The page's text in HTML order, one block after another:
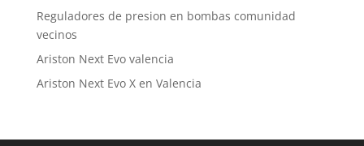
Reguladores de presion en bombas comunidad
vecinos
Ariston Next Evo valencia
Ariston Next Evo X en Valencia